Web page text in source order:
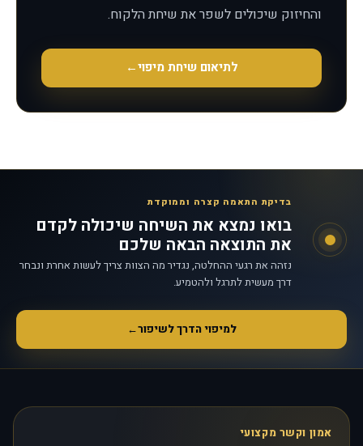
והחיזוק שיכולים לשפר את שיחת הלקוח.
לתיאום שיחת מיפוי←
בדיקת התאמה קצרה וממוקדת
בואו נמצא את השיחה שיכולה לקדם
את התוצאה הבאה שלכם
נזהה את רגעי ההחלטה, נגדיר מה הצוות צריך לעשות אחרת ונבחר
דרך מעשית לתרגל ולהטמיע.
למיפוי הדרך לשיפור←
אמון וקשר מקצועי